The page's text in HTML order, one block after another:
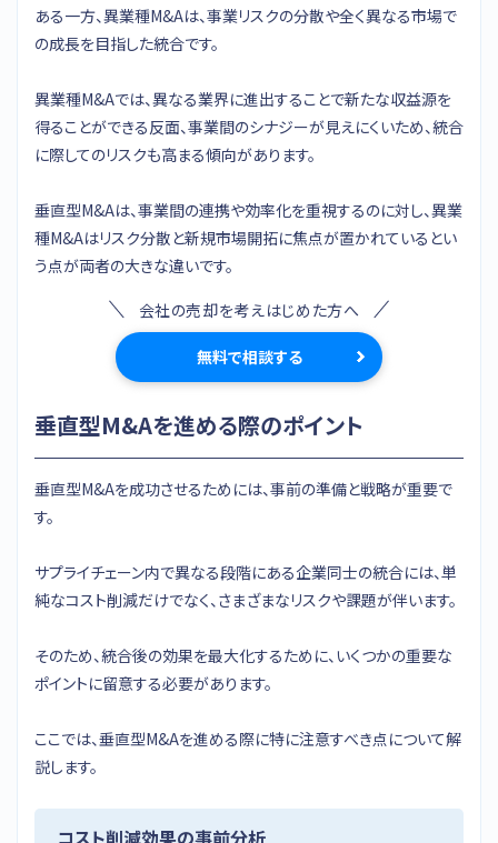
ある一方、異業種M&Aは、事業リスクの分散や全く異なる市場で
の成長を目指した統合です。
異業種M&Aでは、異なる業界に進出することで新たな収益源を
得ることができる反面、事業間のシナジーが見えにくいため、統合
に際してのリスクも高まる傾向があります。
垂直型M&Aは、事業間の連携や効率化を重視するのに対し、異業
種M&Aはリスク分散と新規市場開拓に焦点が置かれているとい
う点が両者の大きな違いです。
会社の売却を考えはじめた方へ
無料で相談する
垂直型M&Aを進める際のポイント
垂直型M&Aを成功させるためには、事前の準備と戦略が重要で
す。
サプライチェーン内で異なる段階にある企業同士の統合には、単
純なコスト削減だけでなく、さまざまなリスクや課題が伴います。
そのため、統合後の効果を最大化するために、いくつかの重要な
ポイントに留意する必要があります。
ここでは、垂直型M&Aを進める際に特に注意すべき点について解
説します。
コスト削減効果の事前分析